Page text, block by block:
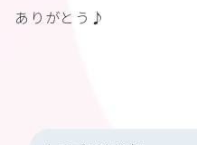
ありがとう♪